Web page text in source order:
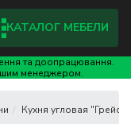
та доопрацювання.
менеджером.
КАТАЛОГ МЕБЕЛИ
Кухня угловая "Грейс"